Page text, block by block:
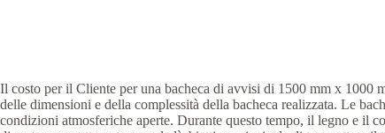
Il costo per il Cliente per una bacheca di avvisi di 1500 mm x 1000
delle dimensioni e della complessità della bacheca realizzata. Le
condizioni atmosferiche aperte. Durante questo tempo, il legno e il